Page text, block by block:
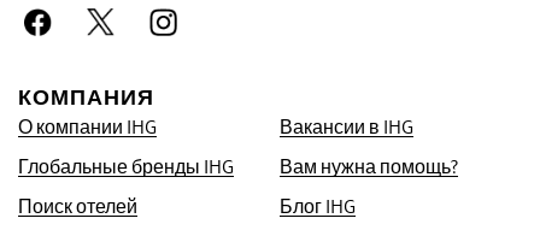
КОМПАНИЯ
О компании IHG
Вакансии в IHG
Глобальные бренды IHG
Вам нужна помощь?
Поиск отелей
Блог IHG
Мы обещаем Вам самую низкую цену из
цену ниже, мы предоставим Вам
возможность осуществить бронирование по
такой же цене и начислим в пять раз больше
баллов IHG® Rewards Club, вплоть до
40 000 баллов.